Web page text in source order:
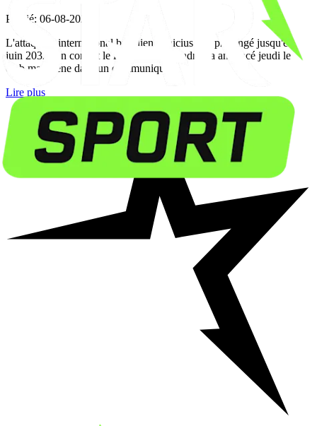
Publié: 06-08-2026
L'attaquant international brésilien Vinicius Jr a prolongé jusqu'en
juin 2032 son contrat le liant au Real Madrid, a annoncé jeudi le
club madrilène dans un communiqué.
Lire plus